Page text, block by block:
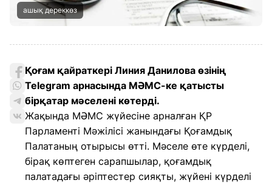
ашық дереккөз
Қоғам қайраткері Линия Данилова өзінің
Telegram арнасында МӘМС-ке қатысты
бірқатар мәселені көтерді.
Жақында МӘМС жүйесіне арналған ҚР
Парламенті Мәжілісі жанындағы Қоғамдық
Палатаның отырысы өтті. Мәселе өте күрделі,
бірақ көптеген сарапшылар, қоғамдық
палатадағы әріптестер сияқты, жүйені күрделі